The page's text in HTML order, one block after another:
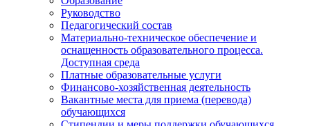
Руководство
Педагогический состав
Материально-техническое обеспечение и
оснащенность образовательного процесса.
Доступная среда
Платные образовательные услуги
Финансово-хозяйственная деятельность
Вакантные места для приема (перевода)
обучающихся